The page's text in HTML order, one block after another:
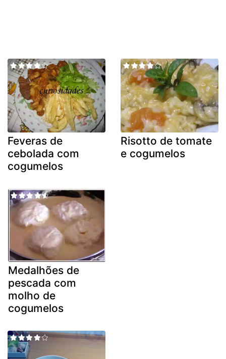
Feveras de
cebolada com
cogumelos
Risotto de tomate
e cogumelos
Medalhões de
pescada com
molho de
cogumelos